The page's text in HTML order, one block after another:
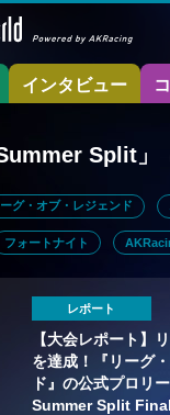
インタビュー
Split」
ーグ・オブ・レジェンド
フォートナイト
レポート
【大会レポート】
を達成！『リーグ
ド』の公式プロリ
Summer Split